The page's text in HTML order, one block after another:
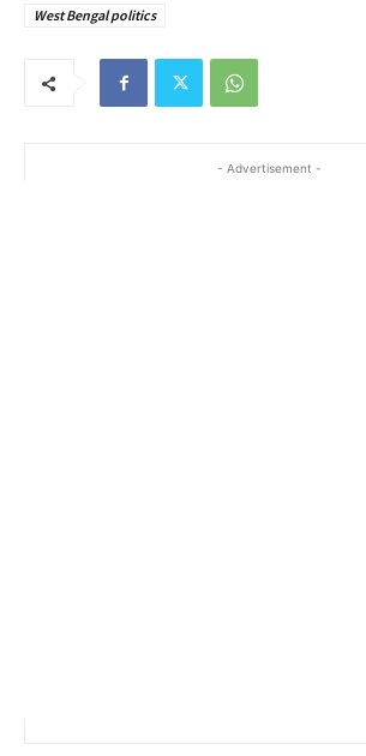
West Bengal politics
- Advertisement -